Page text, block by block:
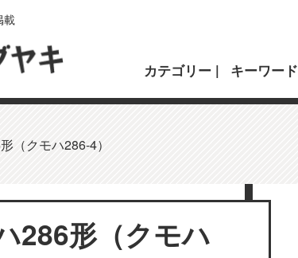
載
カテゴリー キーワード
（クモハ286-4）
286形（クモハ